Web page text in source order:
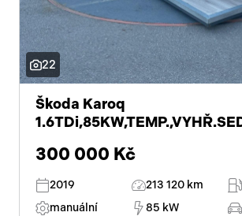
palubní počítač
USB
digitální přístrojový štít
nastavitelný volant
22
Škoda Karoq
300 000 Kč
2019 213 120 km
manuální
85 kW